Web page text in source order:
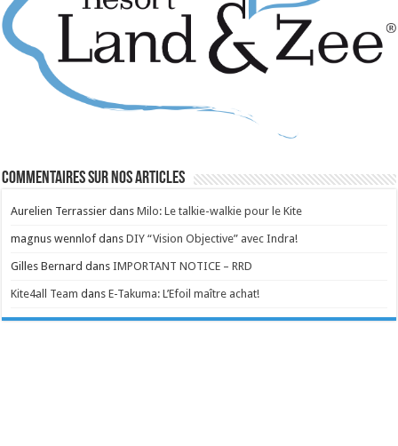
Commentaires sur nos articles
Aurelien Terrassier dansMilo: Le talkie-walkie pour le Kite
magnus wennlof dansDIY “Vision Objective” avec Indra!
Gilles Bernard dansIMPORTANT NOTICE – RRD
Kite4all Team dansE-Takuma: L’Efoil maître achat!